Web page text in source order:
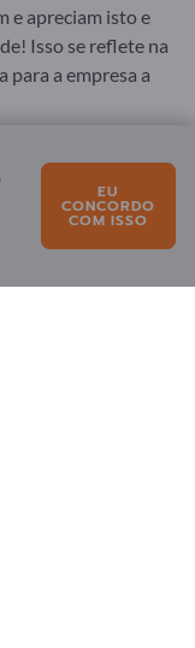
e apreciam isto e
Isso se reflete na
para a empresa a
EU
CONCORDO
COM ISSO